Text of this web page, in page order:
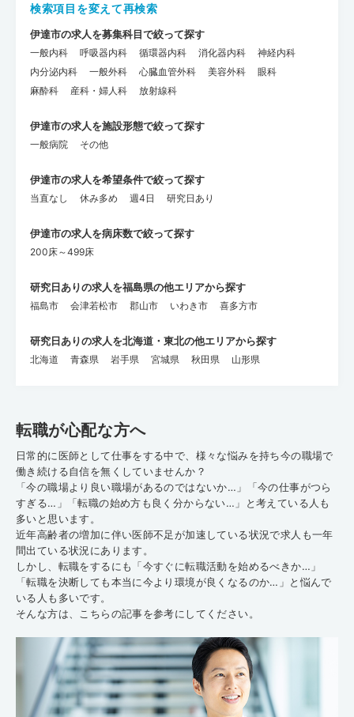
検索項目を変えて再検索
伊達市の求人を募集科目で絞って探す
一般内科 呼吸器内科 循環器内科 消化器内科
神経内科
内分泌内科
一般外科 心臓血管外科 美容外科
眼科
麻酔科
産科・婦人科 放射線科
伊達市の求人を施設形態で絞って探す
一般病院 その他
伊達市の求人を希望条件で絞って探す
当直なし 休み多め 週4日 研究日あり
伊達市の求人を病床数で絞って探す
200床～499床
研究日ありの求人を福島県の他エリアから探す
福島市 会津若松市 郡山市 いわき市 喜多方市
研究日ありの求人を北海道・東北の他エリアから探す
北海道 青森県 岩手県 宮城県 秋田県 山形県
転職が心配な方へ
日常的に医師として仕事をする中で、様々な悩みを持ち今の職場で
働き続ける自信を無くしていませんか？
「今の職場より良い職場があるのではないか…」「今の仕事がつら
すぎる…」「転職の始め方も良く分からない…」と考えている人も
多いと思います。
近年高齢者の増加に伴い医師不足が加速している状況で求人も一年
間出ている状況にあります。
しかし、転職をするにも「今すぐに転職活動を始めるべきか…」
「転職を決断しても本当に今より環境が良くなるのか…」と悩んで
いる人も多いです。
そんな方は、こちらの記事を参考にしてください。